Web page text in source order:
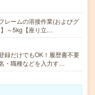
レームの溶接作業(およびグ
～5kg【座り立…
録だけでもOK！履歴書不要
・職種などを入力す…